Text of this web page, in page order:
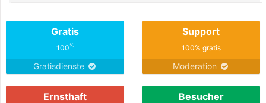
Gratis
100%
Gratisdienste
Support
100% gratis
Moderation
Ernsthaft Besucher